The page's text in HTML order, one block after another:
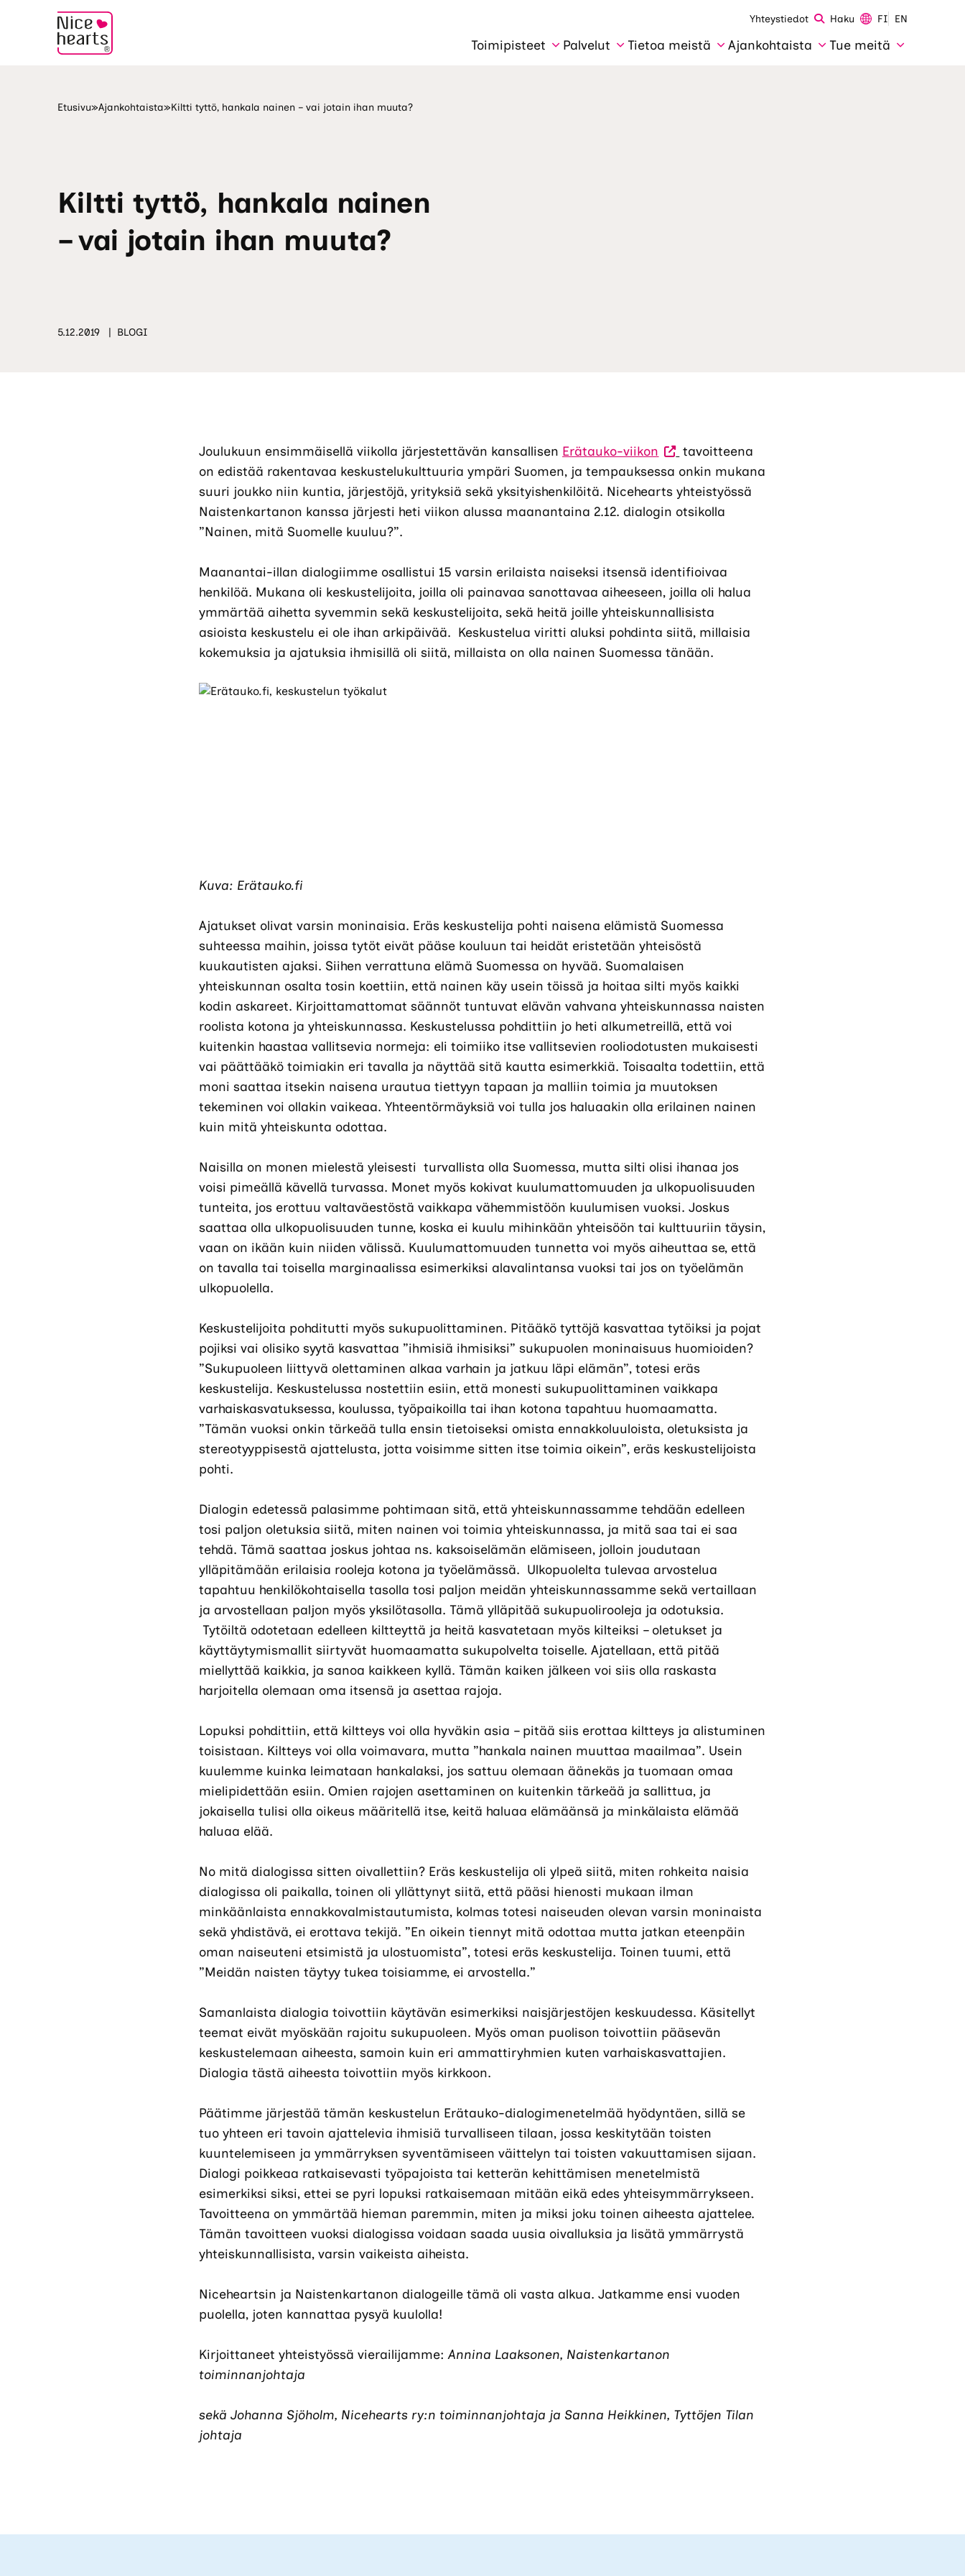
Yhteystiedot Haku FI EN
Toimipisteet Palvelut Tietoa meistä Ajankohtaista Tue meitä
Etusivu»Ajankohtaista»Kiltti tyttö, hankala nainen – vai jotain ihan muuta?
Kiltti tyttö, hankala nainen
– vai jotain ihan muuta?
5.12.2019 BLOGI
Joulukuun ensimmäisellä viikolla järjestettävän kansallisen Erätauko-viikon (Vieraile
ulkoisella
sivustolla.
Linkki
välilehteen.)
tavoitteena
on edistää rakentavaa keskustelukulttuuria ympäri Suomen, ja tempauksessa onkin mukana
suuri joukko niin kuntia, järjestöjä, yrityksiä sekä yksityishenkilöitä. Nicehearts yhteistyössä
Naistenkartanon kanssa järjesti heti viikon alussa maanantaina 2.12. dialogin otsikolla
”Nainen, mitä Suomelle kuuluu?”.
Maanantai-illan dialogiimme osallistui 15 varsin erilaista naiseksi itsensä identifioivaa
henkilöä. Mukana oli keskustelijoita, joilla oli painavaa sanottavaa aiheeseen, joilla oli halua
ymmärtää aihetta syvemmin sekä keskustelijoita, sekä heitä joille yhteiskunnallisista
asioista keskustelu ei ole ihan arkipäivää. Keskustelua viritti aluksi pohdinta siitä, millaisia
kokemuksia ja ajatuksia ihmisillä oli siitä, millaista on olla nainen Suomessa tänään.
Kuva: Erätauko.fi
Ajatukset olivat varsin moninaisia. Eräs keskustelija pohti naisena elämistä Suomessa
suhteessa maihin, joissa tytöt eivät pääse kouluun tai heidät eristetään yhteisöstä
kuukautisten ajaksi. Siihen verrattuna elämä Suomessa on hyvää. Suomalaisen
yhteiskunnan osalta tosin koettiin, että nainen käy usein töissä ja hoitaa silti myös kaikki
kodin askareet. Kirjoittamattomat säännöt tuntuvat elävän vahvana yhteiskunnassa naisten
roolista kotona ja yhteiskunnassa. Keskustelussa pohdittiin jo heti alkumetreillä, että voi
kuitenkin haastaa vallitsevia normeja: eli toimiiko itse vallitsevien rooliodotusten mukaisesti
vai päättääkö toimiakin eri tavalla ja näyttää sitä kautta esimerkkiä. Toisaalta todettiin, että
moni saattaa itsekin naisena urautua tiettyyn tapaan ja malliin toimia ja muutoksen
tekeminen voi ollakin vaikeaa. Yhteentörmäyksiä voi tulla jos haluaakin olla erilainen nainen
kuin mitä yhteiskunta odottaa.
Naisilla on monen mielestä yleisesti turvallista olla Suomessa, mutta silti olisi ihanaa jos
voisi pimeällä kävellä turvassa. Monet myös kokivat kuulumattomuuden ja ulkopuolisuuden
tunteita, jos erottuu valtaväestöstä vaikkapa vähemmistöön kuulumisen vuoksi. Joskus
saattaa olla ulkopuolisuuden tunne, koska ei kuulu mihinkään yhteisöön tai kulttuuriin täysin,
vaan on ikään kuin niiden välissä. Kuulumattomuuden tunnetta voi myös aiheuttaa se, että
on tavalla tai toisella marginaalissa esimerkiksi alavalintansa vuoksi tai jos on työelämän
ulkopuolella.
Keskustelijoita pohditutti myös sukupuolittaminen. Pitääkö tyttöjä kasvattaa tytöiksi ja pojat
pojiksi vai olisiko syytä kasvattaa ”ihmisiä ihmisiksi” sukupuolen moninaisuus huomioiden?
”Sukupuoleen liittyvä olettaminen alkaa varhain ja jatkuu läpi elämän”, totesi eräs
keskustelija. Keskustelussa nostettiin esiin, että monesti sukupuolittaminen vaikkapa
varhaiskasvatuksessa, koulussa, työpaikoilla tai ihan kotona tapahtuu huomaamatta.
”Tämän vuoksi onkin tärkeää tulla ensin tietoiseksi omista ennakkoluuloista, oletuksista ja
stereotyyppisestä ajattelusta, jotta voisimme sitten itse toimia oikein”, eräs keskustelijoista
pohti.
Dialogin edetessä palasimme pohtimaan sitä, että yhteiskunnassamme tehdään edelleen
tosi paljon oletuksia siitä, miten nainen voi toimia yhteiskunnassa, ja mitä saa tai ei saa
tehdä. Tämä saattaa joskus johtaa ns. kaksoiselämän elämiseen, jolloin joudutaan
ylläpitämään erilaisia rooleja kotona ja työelämässä. Ulkopuolelta tulevaa arvostelua
tapahtuu henkilökohtaisella tasolla tosi paljon meidän yhteiskunnassamme sekä vertaillaan
ja arvostellaan paljon myös yksilötasolla. Tämä ylläpitää sukupuolirooleja ja odotuksia.
Tytöiltä odotetaan edelleen kiltteyttä ja heitä kasvatetaan myös kilteiksi – oletukset ja
käyttäytymismallit siirtyvät huomaamatta sukupolvelta toiselle. Ajatellaan, että pitää
miellyttää kaikkia, ja sanoa kaikkeen kyllä. Tämän kaiken jälkeen voi siis olla raskasta
harjoitella olemaan oma itsensä ja asettaa rajoja.
Lopuksi pohdittiin, että kiltteys voi olla hyväkin asia – pitää siis erottaa kiltteys ja alistuminen
toisistaan. Kiltteys voi olla voimavara, mutta ”hankala nainen muuttaa maailmaa”. Usein
kuulemme kuinka leimataan hankalaksi, jos sattuu olemaan äänekäs ja tuomaan omaa
mielipidettään esiin. Omien rajojen asettaminen on kuitenkin tärkeää ja sallittua, ja
jokaisella tulisi olla oikeus määritellä itse, keitä haluaa elämäänsä ja minkälaista elämää
haluaa elää.
No mitä dialogissa sitten oivallettiin? Eräs keskustelija oli ylpeä siitä, miten rohkeita naisia
dialogissa oli paikalla, toinen oli yllättynyt siitä, että pääsi hienosti mukaan ilman
minkäänlaista ennakkovalmistautumista, kolmas totesi naiseuden olevan varsin moninaista
sekä yhdistävä, ei erottava tekijä. ”En oikein tiennyt mitä odottaa mutta jatkan eteenpäin
oman naiseuteni etsimistä ja ulostuomista”, totesi eräs keskustelija. Toinen tuumi, että
”Meidän naisten täytyy tukea toisiamme, ei arvostella.”
Samanlaista dialogia toivottiin käytävän esimerkiksi naisjärjestöjen keskuudessa. Käsitellyt
teemat eivät myöskään rajoitu sukupuoleen. Myös oman puolison toivottiin pääsevän
keskustelemaan aiheesta, samoin kuin eri ammattiryhmien kuten varhaiskasvattajien.
Dialogia tästä aiheesta toivottiin myös kirkkoon.
Päätimme järjestää tämän keskustelun Erätauko-dialogimenetelmää hyödyntäen, sillä se
tuo yhteen eri tavoin ajattelevia ihmisiä turvalliseen tilaan, jossa keskitytään toisten
kuuntelemiseen ja ymmärryksen syventämiseen väittelyn tai toisten vakuuttamisen sijaan.
Dialogi poikkeaa ratkaisevasti työpajoista tai ketterän kehittämisen menetelmistä
esimerkiksi siksi, ettei se pyri lopuksi ratkaisemaan mitään eikä edes yhteisymmärrykseen.
Tavoitteena on ymmärtää hieman paremmin, miten ja miksi joku toinen aiheesta ajattelee.
Tämän tavoitteen vuoksi dialogissa voidaan saada uusia oivalluksia ja lisätä ymmärrystä
yhteiskunnallisista, varsin vaikeista aiheista.
Niceheartsin ja Naistenkartanon dialogeille tämä oli vasta alkua. Jatkamme ensi vuoden
puolella, joten kannattaa pysyä kuulolla!
Kirjoittaneet yhteistyössä vierailijamme:Annina Laaksonen, Naistenkartanon
toiminnanjohtaja
sekäJohanna Sjöholm, Nicehearts ry:n toiminnanjohtaja ja Sanna Heikkinen, Tyttöjen Tilan
johtaja